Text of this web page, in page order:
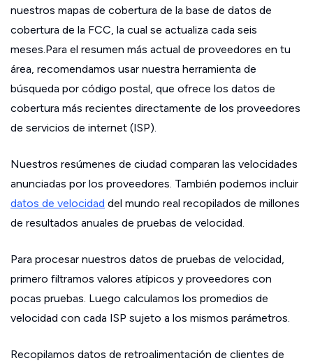
nuestros mapas de cobertura de la base de datos de
cobertura de la FCC, la cual se actualiza cada seis
meses.Para el resumen más actual de proveedores en tu
área, recomendamos usar nuestra herramienta de
búsqueda por código postal, que ofrece los datos de
cobertura más recientes directamente de los proveedores
de servicios de internet (ISP).
Nuestros resúmenes de ciudad comparan las velocidades
anunciadas por los proveedores. También podemos incluir
datos de velocidad del mundo real recopilados de millones
de resultados anuales de pruebas de velocidad.
Para procesar nuestros datos de pruebas de velocidad,
primero filtramos valores atípicos y proveedores con
pocas pruebas. Luego calculamos los promedios de
velocidad con cada ISP sujeto a los mismos parámetros.
Recopilamos datos de retroalimentación de clientes de